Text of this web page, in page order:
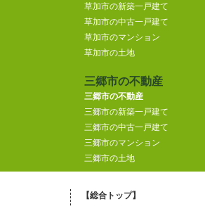
草加市の新築一戸建て
草加市の中古一戸建て
草加市のマンション
草加市の土地
三郷市の不動産
三郷市の不動産
三郷市の新築一戸建て
三郷市の中古一戸建て
三郷市のマンション
三郷市の土地
【総合トップ】